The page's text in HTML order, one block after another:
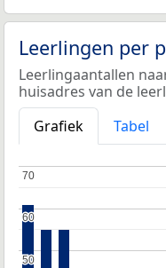
Leerlingen per
Leerlingaantallen
huisadres van de
Grafiek
Tabel
50
50
60
60
70
70